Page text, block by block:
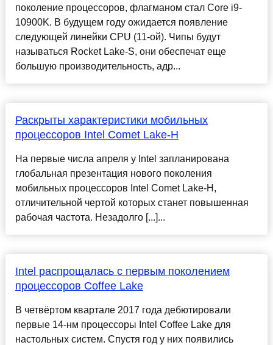
поколение процессоров, флагманом стал Core i9-
10900K. В будущем году ожидается появление
следующей линейки CPU (11-ой). Чипы будут
называться Rocket Lake-S, они обеспечат еще
большую производительность, адр...
Раскрыты характеристики мобильных
процессоров Intel Comet Lake-H
На первые числа апреля у Intel запланирована
глобальная презентация нового поколения
мобильных процессоров Intel Comet Lake-H,
отличительной чертой которых станет повышенная
рабочая частота. Незадолго [...]...
Intel распрощалась с первым поколением
процессоров Coffee Lake
В четвёртом квартале 2017 года дебютировали
первые 14-нм процессоры Intel Coffee Lake для
настольных систем. Спустя год у них появились